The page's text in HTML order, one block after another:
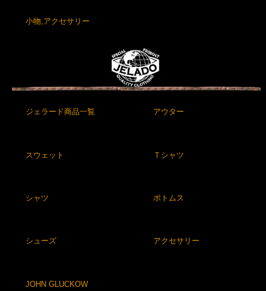
小物,アクセサリー
ジェラード商品一覧 アウター
スウェット Ｔシャツ
シャツ ボトムス
シューズ アクセサリー
JOHN GLUCKOW